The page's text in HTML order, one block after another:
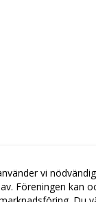
vi
Föreningen kan